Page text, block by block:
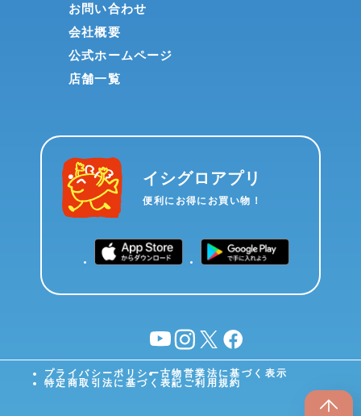
お問い合わせ
会社概要
公式ホームページ
店舗一覧
イシグロアプリ
便利にお得にお買い物！
YouTubeinstagram
X facebook
プライバシーポリシー古物営業法に基づく表示
特定商取引法に基づく表記 ご利用規約